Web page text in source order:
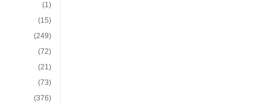
(1)
(15)
(249)
(72)
(21)
(73)
(376)